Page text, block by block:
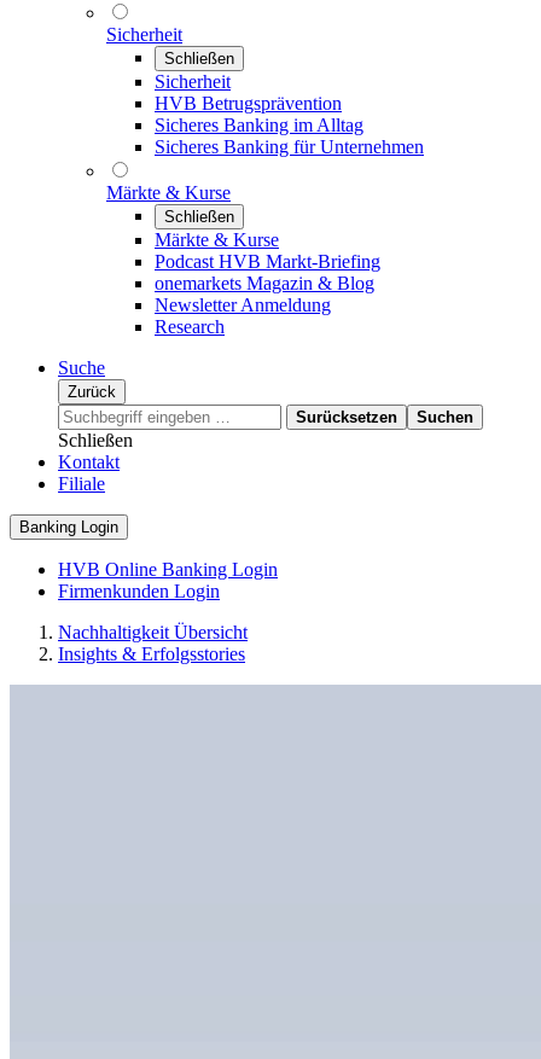
Sicherheit
Schließen
Sicherheit
HVB Betrugsprävention
Sicheres Banking im Alltag
Sicheres Banking für Unternehmen
Märkte & Kurse
Schließen
Märkte & Kurse
Podcast HVB Markt-Briefing
onemarkets Magazin & Blog
Newsletter Anmeldung
Research
Suche
Zurück
Surücksetzen
Suchen
Schließen
Kontakt
Filiale
Banking Login
HVB Online Banking Login
Firmenkunden Login
Nachhaltigkeit Übersicht
Insights & Erfolgsstories